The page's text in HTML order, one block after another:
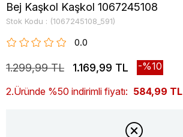
Bej Kaşkol Kaşkol 1067245108
Stok Kodu (1067245108_591)
0.0
1.299,99 TL 1.169,99 TL 10
2.Üründe %50 indirimli fiyatı: 584,99 TL